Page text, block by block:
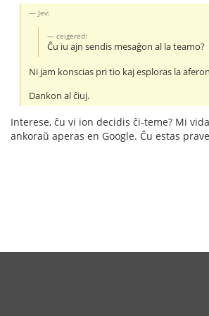
Jev:
ceigered:
Ĉu iu ajn sendis mesaĝon al la teamo?
Ni jam konscias pri tio kaj esploras la
Dankon al ĉiuj.
Interese, ĉu vi ion decidis ĉi-teme? Mi
ankoraŭ aperas en Google. Ĉu estas